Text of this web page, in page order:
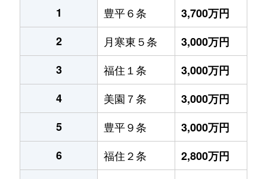
1
豊平６条
3,700万円
2
月寒東５条
3,000万円
3
福住１条
3,000万円
4
美園７条
3,000万円
5
豊平９条
3,000万円
6
福住２条
2,800万円